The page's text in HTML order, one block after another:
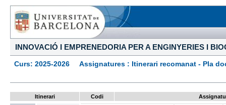
INNOVACIÓ I EMPRENEDORIA PER A ENGINYERIES I
Curs: 2025-2026 Assignatures : Itinerari recomanat - Pla
Itinerari Codi